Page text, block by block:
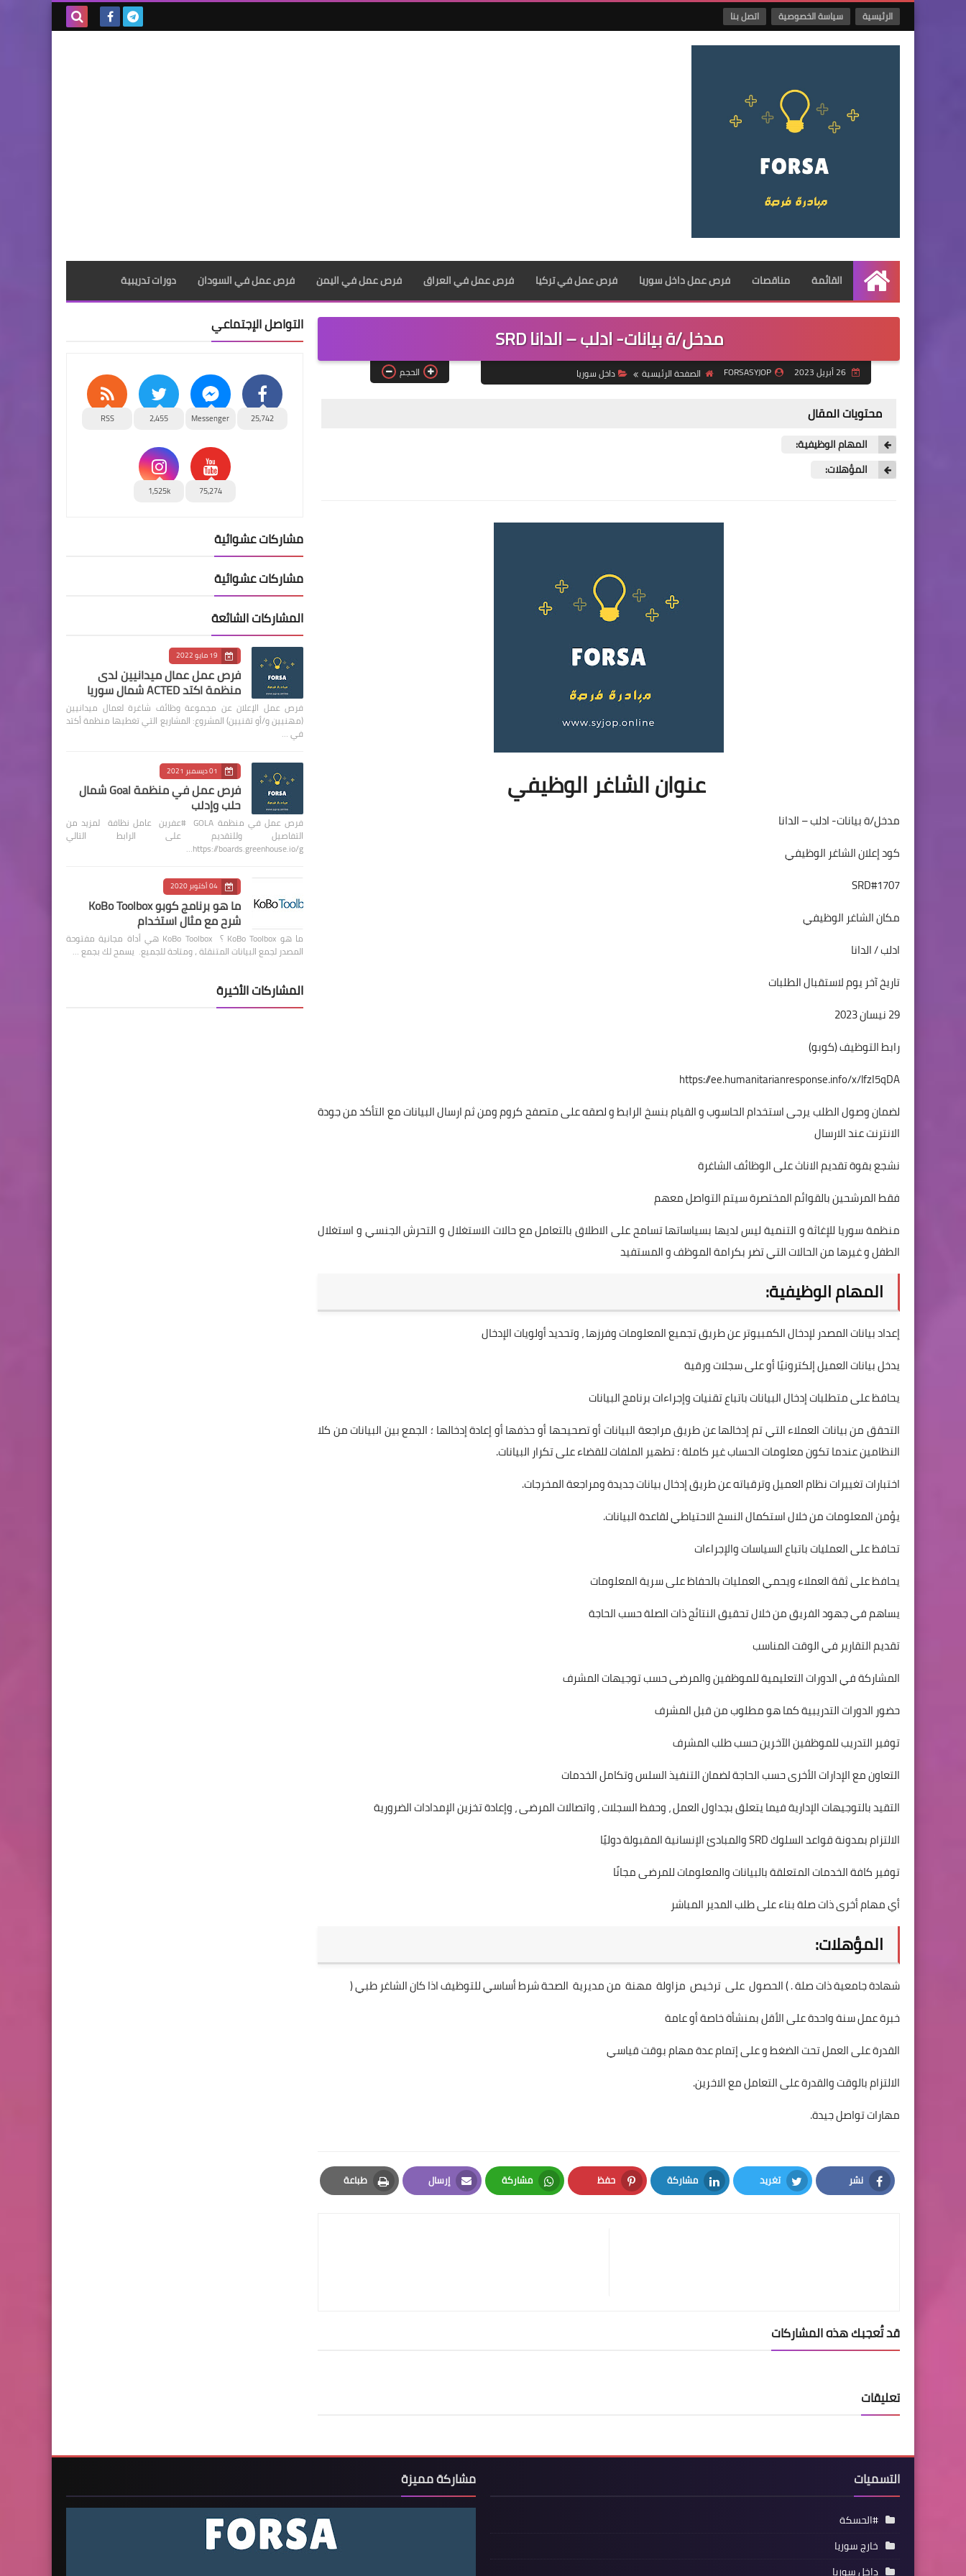
الرئيسية سياسة الخصوصية اتصل بنا
الرئيسية
القائمة مناقصات فرص عمل داخل سوريا فرص عمل في تركيا فرص عمل في العراق فرص عمل في اليمن فرص عمل في السودان دورات تدريبية
مدخل/ة بيانات- ادلب – الدانا SRD
26 أبريل 2023 FORSASYJOP الصفحة الرئيسية داخل سوريا الحجم
محتويات المقال
المهام الوظيفية:
المؤهلات:
عنوان الشاغر الوظيفي
مدخل/ة بيانات- ادلب – الدانا
كود إعلان الشاغر الوظيفي
SRD#1707
مكان الشاغر الوظيفي
ادلب / الدانا
تاريخ آخر يوم لاستقبال الطلبات
29 نيسان 2023
رابط التوظيف (كوبو)
https://ee.humanitarianresponse.info/x/lfzI5qDA
لضمان وصول الطلب يرجى استخدام الحاسوب و القيام بنسخ الرابط و لصقه على متصفح كروم ومن ثم ارسال البيانات مع التأكد من جودة
الانترنت عند الارسال
نشجع بقوة تقديم الاناث على الوظائف الشاغرة
فقط المرشحين بالقوائم المختصرة سيتم التواصل معهم
منظمة سوريا للإغاثة و التنمية ليس لديها بسياساتها تسامح على الاطلاق بالتعامل مع حالات الاستغلال و التحرش الجنسي و استغلال
الطفل و غيرها من الحالات التي تضر بكرامة الموظف و المستفيد
المهام الوظيفية:
إعداد بيانات المصدر لإدخال الكمبيوتر عن طريق تجميع المعلومات وفرزها ، وتحديد أولويات الإدخال
يدخل بيانات العميل إلكترونيًا أو على سجلات ورقية
يحافظ على متطلبات إدخال البيانات باتباع تقنيات وإجراءات برنامج البيانات
التحقق من بيانات العملاء التي تم إدخالها عن طريق مراجعة البيانات أو تصحيحها أو حذفها أو إعادة إدخالها ؛ الجمع بين البيانات من كلا
النظامين عندما تكون معلومات الحساب غير كاملة ؛ تطهير الملفات للقضاء على تكرار البيانات.
اختبارات تغييرات نظام العميل وترقياته عن طريق إدخال بيانات جديدة ومراجعة المخرجات.
يؤمن المعلومات من خلال استكمال النسخ الاحتياطي لقاعدة البيانات.
تحافظ على العمليات باتباع السياسات والإجراءات
يحافظ على ثقة العملاء ويحمي العمليات بالحفاظ على سرية المعلومات
يساهم في جهود الفريق من خلال تحقيق النتائج ذات الصلة حسب الحاجة
تقديم التقارير في الوقت المناسب
المشاركة في الدورات التعليمية للموظفين والمرضى حسب توجيهات المشرف
حضور الدورات التدريبية كما هو مطلوب من قبل المشرف
توفير التدريب للموظفين الآخرين حسب طلب المشرف
التعاون مع الإدارات الأخرى حسب الحاجة لضمان التنفيذ السلس وتكامل الخدمات
التقيد بالتوجيهات الإدارية فيما يتعلق بجداول العمل ، وحفظ السجلات ، واتصالات المرضى ، وإعادة تخزين الإمدادات الضرورية
الالتزام بمدونة قواعد السلوك SRD والمبادئ الإنسانية المقبولة دوليًا
توفير كافة الخدمات المتعلقة بالبيانات والمعلومات للمرضى مجانًا
أي مهام أخرى ذات صلة بناء على طلب المدير المباشر
المؤهلات:
شهادة جامعية ذات صلة . ) الحصول على ترخيص مزاولة مهنة من مديرية الصحة شرط أساسي للتوظيف اذا كان الشاغر طبي (
خبرة عمل سنة واحدة على الأقل بمنشأة خاصة أو عامة
القدرة على العمل تحت الضغط و على إتمام عدة مهام بوقت قياسي
الالتزام بالوقت والقدرة على التعامل مع الاخرين.
مهارات تواصل جيدة.
نشر
Facebook
تغريد
Twitter
مشاركة
LinkedIn
حفظ
Pinterest
مشاركة
Whatsapp
إرسال
Email
طباعة
Print
قد تُعجبك هذه المشاركات
تعليقات
التواصل الإجتماعي
25,742
Messenger
2,455
RSS
75,274
1,525k
مشاركات عشوائية
مشاركات عشوائية
المشاركات الشائعة
19 مايو 2022
فرص عمل عمال ميدانيين لدى
منظمة اكتد ACTED شمال سوريا
فرص عمل الإعلان عن مجموعة وظائف شاغرة لعمال ميدانيين
(مهنيين و/أو تقنيين) المشروع: المشاريع التي تغطيها منظمة أكتد
في …
01 ديسمبر 2021
فرص عمل في منظمة Goal شمال
حلب وإدلب
فرص عمل في منظمة GOLA #عفرين عامل نظافة لمزيد من
التفاصيل وللتقديم على الرابط التالي
https://boards.greenhouse.io/g…
04 أكتوبر 2020
ما هو برنامج كوبو KoBo Toolbox
شرح مع مثال استخدام
ما هو KoBo Toolbox ؟ KoBo Toolbox هي أداة مجانية مفتوحة
المصدر لجمع البيانات المتنقلة ، ومتاحة للجميع. يسمح لك بجمع …
المشاركات الأخيرة
التسميات
#الحسكة
خارج سوريا
داخل سوريا
مشاركة مميزة